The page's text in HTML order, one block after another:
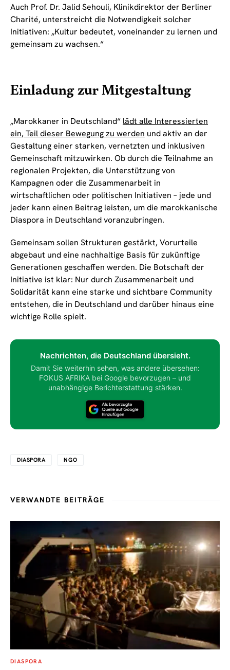
Auch Prof. Dr. Jalid Sehouli, Klinikdirektor der Berliner
Charité, unterstreicht die Notwendigkeit solcher
Initiativen: „Kultur bedeutet, voneinander zu lernen und
gemeinsam zu wachsen.“
Einladung zur Mitgestaltung
„Marokkaner in Deutschland“ lädt alle Interessierten
ein, Teil dieser Bewegung zu werden und aktiv an der
Gestaltung einer starken, vernetzten und inklusiven
Gemeinschaft mitzuwirken. Ob durch die Teilnahme an
regionalen Projekten, die Unterstützung von
Kampagnen oder die Zusammenarbeit in
wirtschaftlichen oder politischen Initiativen – jede und
jeder kann einen Beitrag leisten, um die marokkanische
Diaspora in Deutschland voranzubringen.
Gemeinsam sollen Strukturen gestärkt, Vorurteile
abgebaut und eine nachhaltige Basis für zukünftige
Generationen geschaffen werden. Die Botschaft der
Initiative ist klar: Nur durch Zusammenarbeit und
Solidarität kann eine starke und sichtbare Community
entstehen, die in Deutschland und darüber hinaus eine
wichtige Rolle spielt.
Nachrichten, die Deutschland übersieht.
Damit Sie weiterhin sehen, was andere übersehen:
FOKUS AFRIKA bei Google bevorzugen – und
unabhängige Berichterstattung stärken.
DIASPORA NGO
VERWANDTE BEITRÄGE
DIASPORA